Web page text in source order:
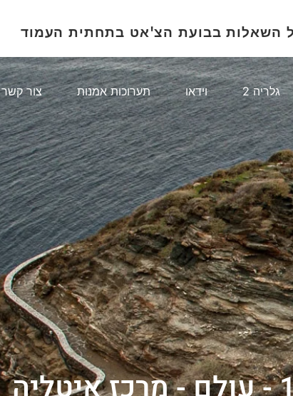
השאלות בבועת הצ'אט בתחתית העמוד
צור קשר תערוכות אמנות וידאו גלריה 2